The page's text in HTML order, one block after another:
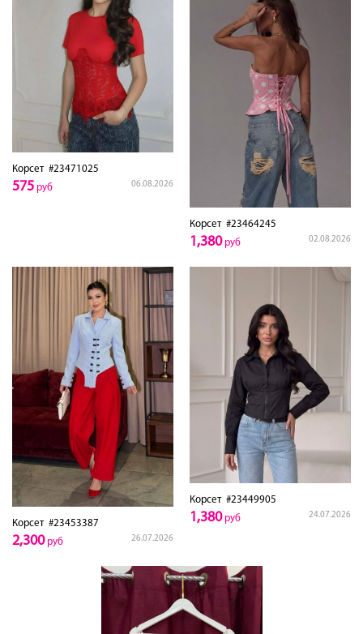
Корсет#23471025
06.08.2026
575 руб
Корсет#23464245
02.08.2026
1,380руб
Корсет#23453387
26.07.2026
2,300руб
Корсет#23449905
24.07.2026
1,380руб